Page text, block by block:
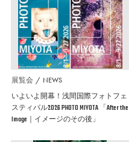
展覧会 NEWS
いよいよ開幕！浅間国際フォトフェ
スティバル2026 PHOTO MIYOTA 「After the
Image｜イメージのその後」